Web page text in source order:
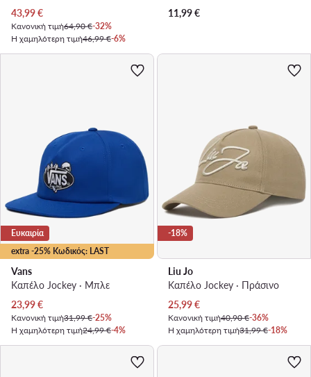
Τρέχουσα τιμή
43,99€
Κανονική τιμή64,90 €-32%
Η χαμηλότερη τιμή46,99 €-6%
11,99€
extra -25% Κωδικός: LAST
Ευκαιρία
Vans
Καπέλο Jockey · Μπλε
Τρέχουσα τιμή
23,99€
Κανονική τιμή31,99 €-25%
Η χαμηλότερη τιμή24,99 €-4%
-18%
Liu Jo
Καπέλο Jockey · Πράσινο
Τρέχουσα τιμή
25,99€
Κανονική τιμή40,90 €-36%
Η χαμηλότερη τιμή31,99 €-18%